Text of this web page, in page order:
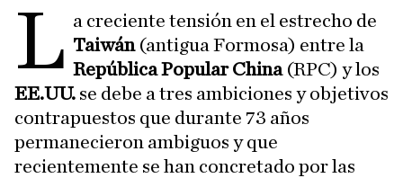
L a creciente tensión en el estrecho de
Taiwán(antigua Formosa) entre la
República Popular China(RPC) y los
EE.UU. se debe a tres ambiciones y objetivos
contrapuestos que durante 73 años
permanecieron ambiguos y que
recientemente se han concretado por las